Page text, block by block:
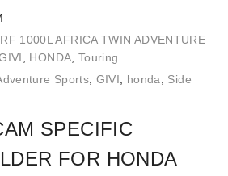
1000L AFRICA TWIN ADVENTURE
HONDA Touring
Sports, GIVI honda
Side
SPECIFIC
FOR HONDA